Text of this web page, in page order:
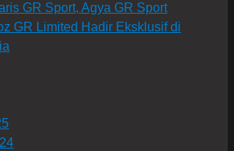
GR Sport, Agya GR Sport
GR Limited Hadir Eksklusif di